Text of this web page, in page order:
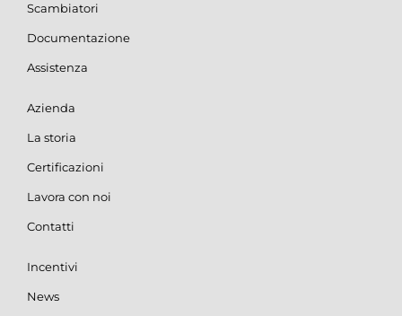
Scambiatori
Documentazione
Assistenza
Azienda
La storia
Certificazioni
Lavora con noi
Contatti
Incentivi
News